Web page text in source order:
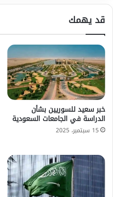
قد يهمك
خبر سعيد للسوريين بشأن
الدراسة في الجامعات السعودية
15 سبتمبر، 2025